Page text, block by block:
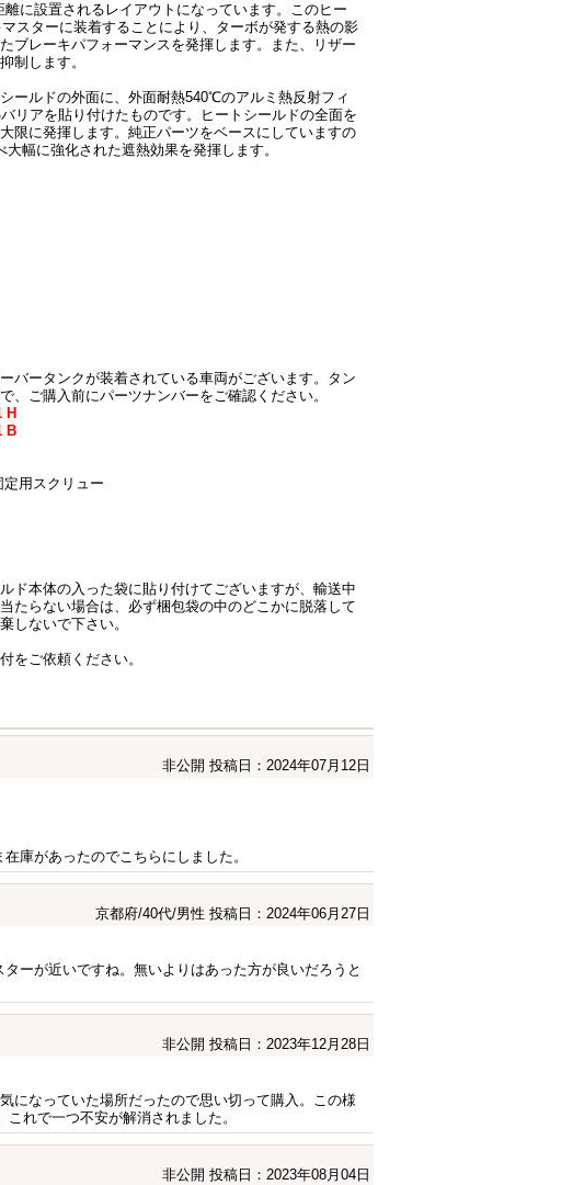
に設置されるレイアウトになっています。このヒー
スターに装着することにより、ターボが発する熱の影
ブレーキパフォーマンスを発揮します。また、リザー
制します。
ールドの外面に、外面耐熱540℃のアルミ熱反射フィ
リアを貼り付けたものです。ヒートシールドの全面を
限に発揮します。純正パーツをベースにしていますの
幅に強化された遮熱効果を発揮します。
バータンクが装着されている車両がございます。タン
、ご購入前にパーツナンバーをご確認ください。
H
B
用スクリュー
ド本体の入った袋に貼り付けてございますが、輸送中
たらない場合は、必ず梱包袋の中のどこかに脱落して
しないで下さい。
をご依頼ください。
非公開 投稿日：2024年07月12日
庫があったのでこちらにしました。
京都府/40代/男性 投稿日：2024年06月27日
ーが近いですね。無いよりはあった方が良いだろうと
非公開 投稿日：2023年12月28日
になっていた場所だったので思い切って購入。この様
れで一つ不安が解消されました。
非公開 投稿日：2023年08月04日